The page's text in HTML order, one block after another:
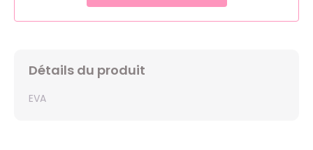
Détails du produit
EVA